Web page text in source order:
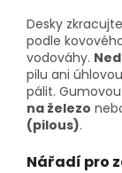
Desky zkracujte
podle
vodováhy.
pilu ani
pálit.
na železo
(pilous).
Nářadí pro